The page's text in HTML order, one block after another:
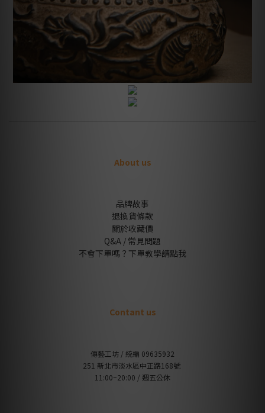
About us
品牌故事
退換貨條款
關於收藏價
Q&A / 常見問題
不會下單嗎？下單教學請點我
Contant us
傳藝工坊 / 統編 09635932
251 新北市淡水區中正路168號
11:00~20:00 / 週五公休